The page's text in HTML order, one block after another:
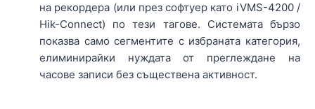
на рекордера (или през софтуер като iVMS-4200 /
Hik-Connect) по тези тагове. Системата бързо
показва само сегментите с избраната категория,
елиминирайки нуждата от преглеждане на
часове записи без съществена активност.